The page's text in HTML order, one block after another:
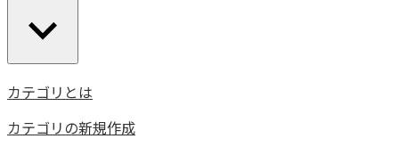
カテゴリとは
カテゴリの新規作成